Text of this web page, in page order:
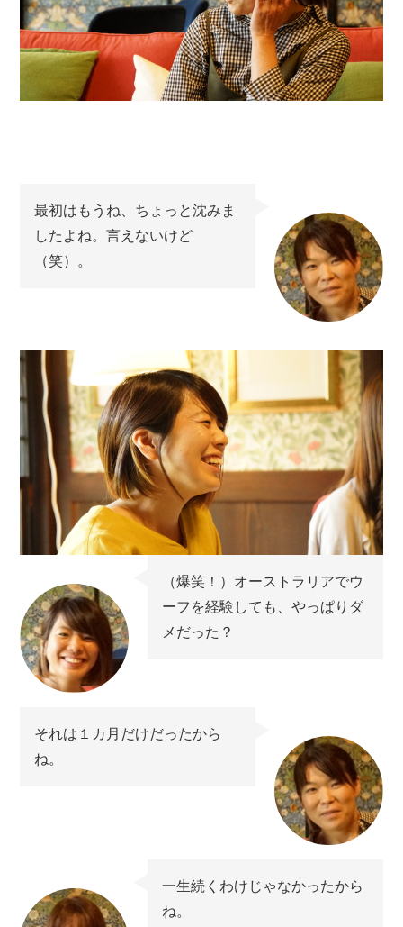
最初はもうね、ちょっと沈みま
したよね。言えないけど
（笑）。
（爆笑！）オーストラリアでウ
ーフを経験しても、やっぱりダ
メだった？
それは１カ月だけだったから
ね。
一生続くわけじゃなかったから
ね。